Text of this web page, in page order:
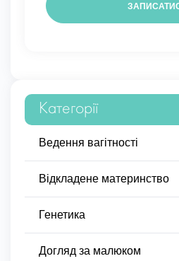
Категорії
Ведення вагітності
Відкладене материнство
Генетика
Догляд за малюком